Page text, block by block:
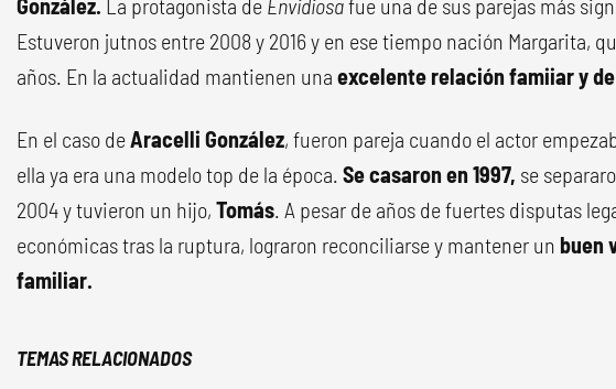
González. La protagonista de Envidiosafue una de sus parejas más
Estuveron jutnos entre 2008 y 2016 y en ese tiempo nación Margarita,
años. En la actualidad mantienen una excelente relación famiiar y
En el caso deAracelli González, fueron pareja cuando el actor
ella ya era una modelo top de la época. Se casaron en 1997, se
2004 y tuvieron un hijo, Tomás. A pesar de años de fuertes disputas
económicas tras la ruptura, lograron reconciliarse y mantener un buen
familiar.
TEMAS RELACIONADOS